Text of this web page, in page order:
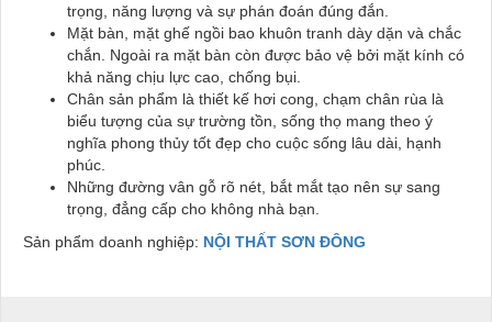
trọng, năng lượng và sự phán đoán đúng đắn.
Mặt bàn, mặt ghế ngồi bao khuôn tranh dày dặn và chắc
chắn. Ngoài ra mặt bàn còn được bảo vệ bởi mặt kính có
khả năng chịu lực cao, chống bụi.
Chân sản phẩm là thiết kế hơi cong, chạm chân rùa là
biểu tượng của sự trường tồn, sống thọ mang theo ý
nghĩa phong thủy tốt đẹp cho cuộc sống lâu dài, hạnh
phúc.
Những đường vân gỗ rõ nét, bắt mắt tạo nên sự sang
trọng, đẳng cấp cho không nhà bạn.
Sản phẩm doanh nghiệp: NỘI THẤT SƠN ĐÔNG